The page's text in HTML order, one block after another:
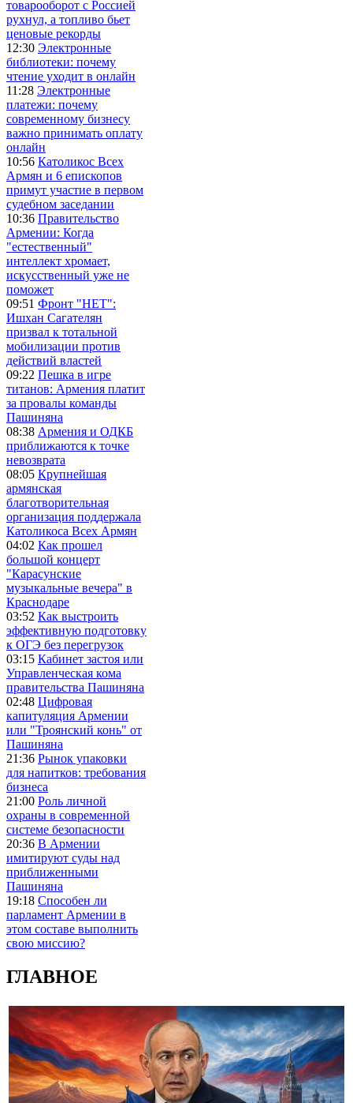
товарооборот с Россией
рухнул, а топливо бьет
ценовые рекорды
12:30 Электронные
библиотеки: почему
чтение уходит в онлайн
11:28 Электронные
платежи: почему
современному бизнесу
важно принимать оплату
онлайн
10:56 Католикос Всех
Армян и 6 епископов
примут участие в первом
судебном заседании
10:36 Правительство
Армении: Когда
"естественный"
интеллект хромает,
искусственный уже не
поможет
09:51 Фронт "НЕТ":
Ишхан Сагателян
призвал к тотальной
мобилизации против
действий властей
09:22 Пешка в игре
титанов: Армения платит
за провалы команды
Пашиняна
08:38 Армения и ОДКБ
приближаются к точке
невозврата
08:05 Крупнейшая
армянская
благотворительная
организация поддержала
Католикоса Всех Армян
04:02 Как прошел
большой концерт
"Карасунские
музыкальные вечера" в
Краснодаре
03:52 Как выстроить
эффективную подготовку
к ОГЭ без перегрузок
03:15 Кабинет застоя или
Управленческая кома
правительства Пашиняна
02:48 Цифровая
капитуляция Армении
или "Троянский конь" от
Пашиняна
21:36 Рынок упаковки
для напитков: требования
бизнеса
21:00 Роль личной
охраны в современной
системе безопасности
20:36 В Армении
имитируют суды над
приближенными
Пашиняна
19:18 Способен ли
парламент Армении в
этом составе выполнить
свою миссию?
ГЛАВНОЕ